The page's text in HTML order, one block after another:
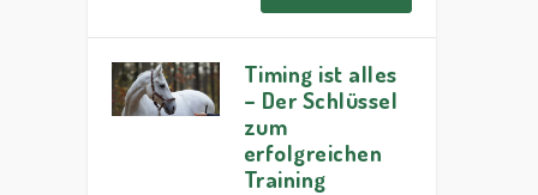
Timing ist alles
– Der Schlüssel
zum
erfolgreichen
Training